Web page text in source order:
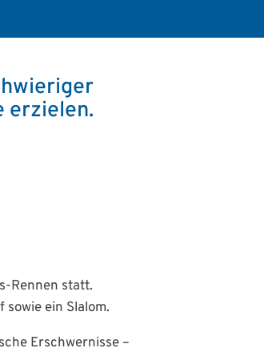
erzielen.
Rennen statt.
ein Slalom.
Erschwernisse –